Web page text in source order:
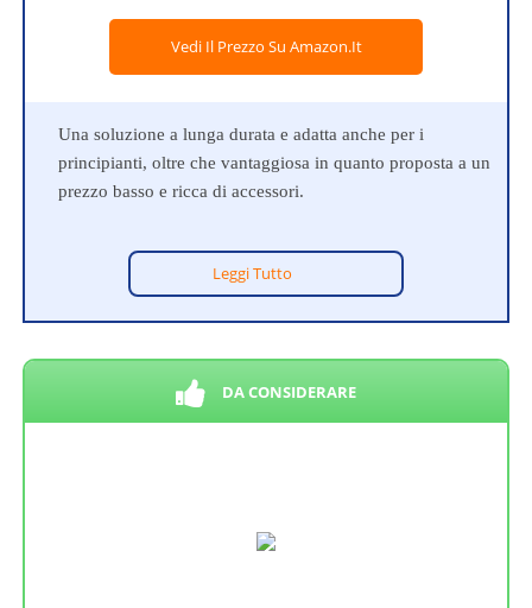
Vedi Il Prezzo Su Amazon.it
Una soluzione a lunga durata e adatta anche per i
principianti, oltre che vantaggiosa in quanto proposta a un
prezzo basso e ricca di accessori.
Leggi Tutto
DA CONSIDERARE